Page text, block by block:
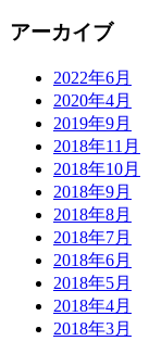
アーカイブ
2022年6月
2020年4月
2019年9月
2018年11月
2018年10月
2018年9月
2018年8月
2018年7月
2018年6月
2018年5月
2018年4月
2018年3月